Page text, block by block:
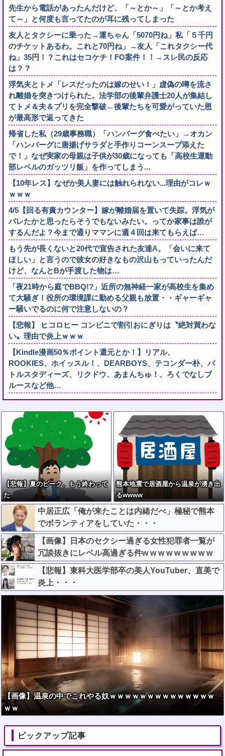
先生から電話があったんだけど、「～とか～」「～とか考え
て～」と何度も言ってたのが耳に残ってしまった
友人とタクシーに乗った→運ちゃん「5070円ね」私「５千円
のチケットあるわ。これと70円ね」→友人「これタクシー代
ね」35円！？これはセコケチ！FO案件！！→スレ民の反応
は？？
浮気夫とトメ「レスだったのは嫁のせい！」虚偽の噂を流さ
れ離婚を突きつけられた。法学部の後輩弁護士20人が集結し
てトメ＆夫＆プリを完全撃破←後輩たちを可愛がっていた恩
が最高形で返ってきた
帰省した私（29歳事務職）「ハンバーグ食べたい」→オカン
「ハンバーグに唐揚げサラダと手作りコーンスープ添えた
で！」なぜ実家の母親は子供が30歳になっても「高校生運動
部レベルのガッツリ飯」を作ってしまう...
【10年レス】なぜか美人妻には触れられない...理由がコレｗ
ｗｗｗ
4/5【回る有責カウンター】嫁が離婚届を置いて失踪。浮気が
バレたかと思ったらそうでもないみたい。ってか家事は誰が
するんだよ？今まで通りママンに週４回は来てもらえば…
もう先が長くないと20代で宣告された友達A。「会いに来て
ほしい」と言うので彼女の好きなもの沢山もっていったんだ
けど、なんとBが手渡した物は…
「夜21時から庭でBBQ!?」近所の無神経一家が高校生を集め
て大騒ぎ！役所の環境課に勤める父親も放置・・ギャーギャ
ー騒いでるのに何で注意しないの？
【悲報】 ヒコロヒー コンビニで割引おにぎりは〝絶対買わな
い〟理由で炎上ｗｗｗ
【Kindle漫画50％ポイント還元とか！】リアル、
ROOKIES、ホイッスル！、DEARBOYS、テコンダー朴、バ
トルスタディーズ、リクドウ、あまんちゅ！、ろくでなしブ
ルースなど他…
【悲報】夏のピーク、もう終わって
た
熊本地震で居酒屋から温泉が湧き出
るwwww
中居正広「俺が来たことは内緒だべ」極秘で熊本
でボランティアをしていた・・・
【画像】日本のセクシー過ぎる女性犯罪者一覧が
冗談抜きにレベル高過ぎる件w w w w w w w w w
【悲報】東科大医学部卒の美人YouTuber、直美で
炎上・・・
【画像】温泉の中でこれやる奴ｗｗｗｗｗｗｗｗｗｗｗｗｗｗ
ｗｗ
ピックアップ記事